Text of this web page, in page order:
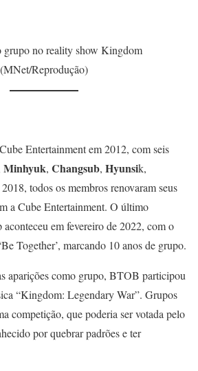
grupo no reality show Kingdom
(MNet/Reprodução)
Entertainment em 2012, com seis
Minhyuk, Changsub, Hyunsik,
todos os membros renovaram seus
a Cube Entertainment. O último
em fevereiro de 2022, com o
Together’, marcando 10 anos de grupo.
aparições como grupo, BTOB participou
“Kingdom: Legendary War”. Grupos
competição, que poderia ser votada pelo
por quebrar padrões e ter